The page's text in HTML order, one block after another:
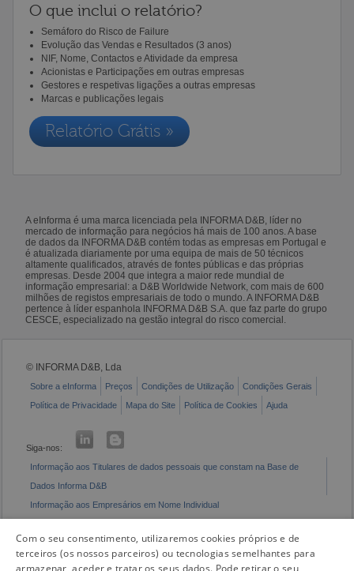
O que inclui o relatório?
Semáforo do Risco de Failure
Evolução das Vendas e Resultados (3 anos)
NIF, Nome, Contactos e Atividade da empresa
Acionistas e Participações em outras empresas
Gestores e respetivas ligações a outras empresas
Marcas e publicações legais
Relatório Grátis »
A eInforma é uma marca licenciada pela INFORMA D&B, líder no
mercado de informação para negócios há mais de 100 anos. A base
de dados da INFORMA D&B contém todas as empresas em Portugal e
é atualizada diariamente por uma equipa de mais de 50 técnicos
altamente qualificados, através de fontes públicas e das próprias
empresas. Desde 2004 que integra a maior rede mundial de
informação empresarial: a D&B Worldwide Network, com mais de 600
milhões de registos empresariais de todo o mundo. A INFORMA D&B
pertence à líder espanhola INFORMA D&B S.A. que faz parte do grupo
CESCE, especializado na gestão integral do risco comercial.
© INFORMA D&B, Lda
Sobre a eInforma Preços Condições de Utilização
Condições Gerais
Política de Privacidade
Mapa do Site Política de Cookies Ajuda
Siga-nos:
Informação aos Titulares de dados pessoais que constam na Base de
Dados Informa D&B
Informação aos Empresários em Nome Individual
Com o seu consentimento, utilizaremos cookies próprios e de
terceiros (os nossos parceiros) ou tecnologias semelhantes para
armazenar, aceder e tratar os seus dados. Pode retirar o seu